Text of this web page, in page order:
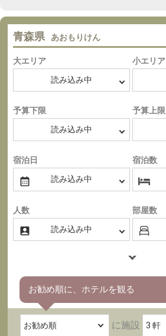
青森県 あおもりけん
大エリア 小エリア
予算下限 予算上限
宿泊日 宿泊数
人数 部屋数
お勧め順に、ホテルを観る
に施設